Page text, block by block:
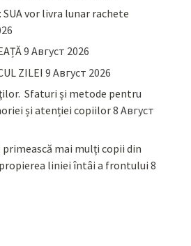
vor livra lunar rachete
9 Август 2026
ZILEI 9 Август 2026
Sfaturi și metode pentru
și atenției copiilor8 Август
primească mai mulți copii din
liniei întâi a frontului 8